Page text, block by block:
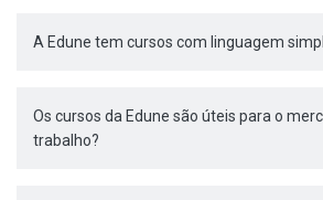
A Edune tem cursos com linguagem
Os cursos da Edune são úteis para o
trabalho?